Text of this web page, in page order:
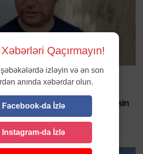
qurbanı oldu-
ağır yol qəzasında ölən şəxsin
VİDEO
Qaçırmayın!
izləyin və ən son
anında xəbərdar olun.
Facebook-da İzlə
Instagram-da İzlə